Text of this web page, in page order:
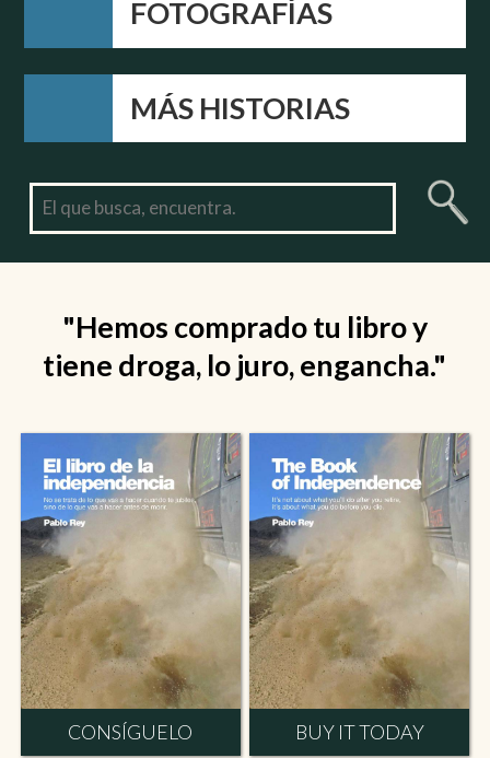
FOTOGRAFÍAS
MÁS HISTORIAS
"Hemos comprado tu libro y
tiene droga, lo juro, engancha."
CONSÍGUELO BUY IT TODAY